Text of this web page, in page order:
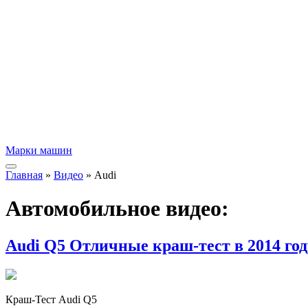
Марки машин
Главная » Видео » Audi
Автомобильное видео:
Audi Q5 Отличные краш-тест в 2014
Краш-Тест Audi Q5